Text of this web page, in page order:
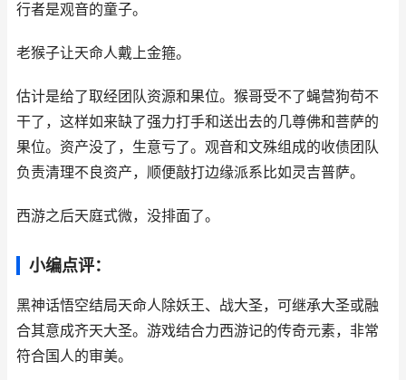
行者是观音的童子。
老猴子让天命人戴上金箍。
估计是给了取经团队资源和果位。猴哥受不了蝇营狗苟不
干了，这样如来缺了强力打手和送出去的几尊佛和菩萨的
果位。资产没了，生意亏了。观音和文殊组成的收债团队
负责清理不良资产，顺便敲打边缘派系比如灵吉普萨。
西游之后天庭式微，没排面了。
小编点评：
黑神话悟空结局天命人除妖王、战大圣，可继承大圣或融
合其意成齐天大圣。游戏结合力西游记的传奇元素，非常
符合国人的审美。